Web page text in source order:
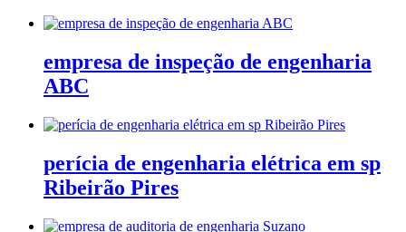
empresa de inspeção de engenharia
ABC
perícia de engenharia elétrica em sp
Ribeirão Pires